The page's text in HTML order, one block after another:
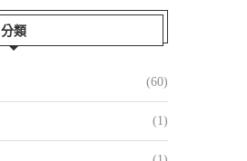
分類
(60)
(1)